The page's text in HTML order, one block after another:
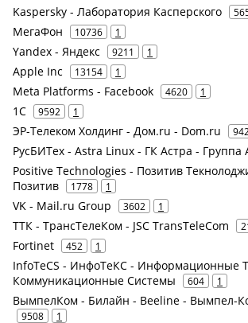
Kaspersky - Лаборатория Касперского
МегаФон 10736 1
Yandex - Яндекс 9211 1
Apple Inc 13154 1
Meta Platforms - Facebook 4620 1
1С 9592 1
ЭР-Телеком Холдинг - Дом.ru - Dom.ru 942
РусБИТех - Astra Linux - ГК Астра - Группа
Positive Technologies - Позитив
Позитив
1778 1
VK - Mail.ru Group 3602 1
ТТК - ТрансТелеКом - JSC TransTeleCom
Fortinet 452 1
InfoTeCS - ИнфоТеКС - Информационные
Коммуникационные Системы
604 1
ВымпелКом - Билайн - Beeline - Вымпел-
9508 1